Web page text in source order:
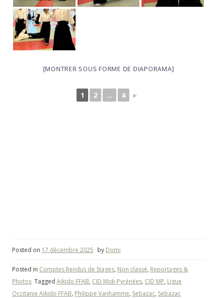
[MONTRER SOUS FORME DE DIAPORAMA]
1 2 ... 4 ►
Posted on 17 décembre 2025 by Domi
Posted in Comptes Rendus de Stages, Non classé, Reportages &
Photos Tagged Aikido FFAB, CID Midi-Pyrénées, CID MP, Ligue
Occitanie Aikido FFAB, Philippe Vanhamme, Sebazac, Sebazac